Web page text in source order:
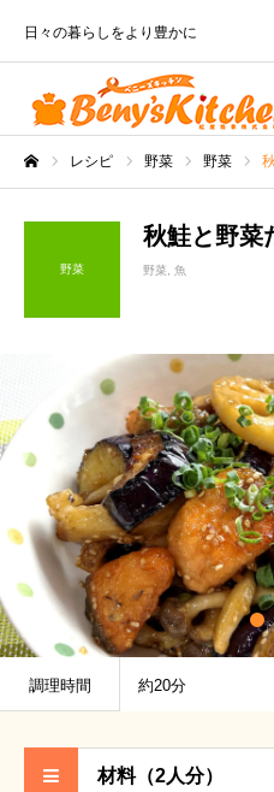
日々の暮らしをより豊かに
レシピ 野菜 野菜
野菜
秋鮭と野菜
野菜 魚
調理時間 約20分
材料（2人分）